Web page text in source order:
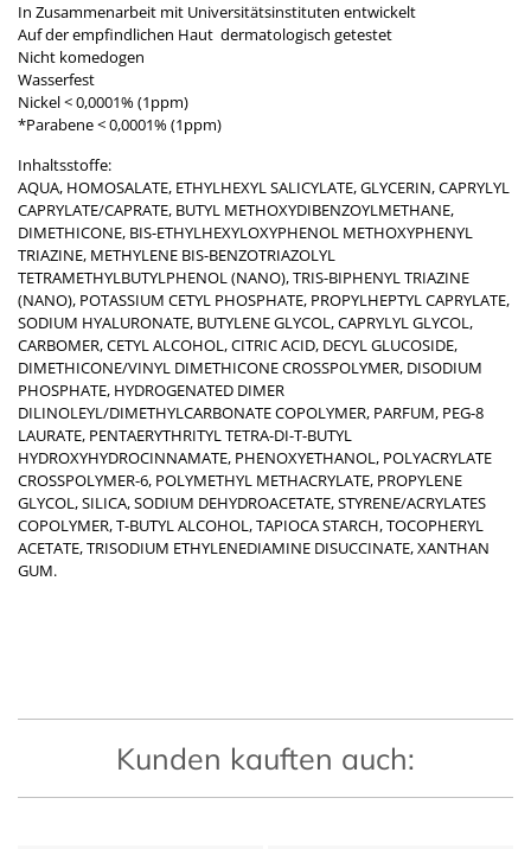
In Zusammenarbeit mit Universitätsinstituten entwickelt
Auf der empfindlichen Haut dermatologisch getestet
Nicht komedogen
Wasserfest
Nickel < 0,0001% (1ppm)
*Parabene < 0,0001% (1ppm)
Inhaltsstoffe:
AQUA, HOMOSALATE, ETHYLHEXYL SALICYLATE, GLYCERIN, CAPRYLYL
CAPRYLATE/CAPRATE, BUTYL METHOXYDIBENZOYLMETHANE,
DIMETHICONE, BIS-ETHYLHEXYLOXYPHENOL METHOXYPHENYL
TRIAZINE, METHYLENE BIS-BENZOTRIAZOLYL
TETRAMETHYLBUTYLPHENOL (NANO), TRIS-BIPHENYL TRIAZINE
(NANO), POTASSIUM CETYL PHOSPHATE, PROPYLHEPTYL CAPRYLATE,
SODIUM HYALURONATE, BUTYLENE GLYCOL, CAPRYLYL GLYCOL,
CARBOMER, CETYL ALCOHOL, CITRIC ACID, DECYL GLUCOSIDE,
DIMETHICONE/VINYL DIMETHICONE CROSSPOLYMER, DISODIUM
PHOSPHATE, HYDROGENATED DIMER
DILINOLEYL/DIMETHYLCARBONATE COPOLYMER, PARFUM, PEG-8
LAURATE, PENTAERYTHRITYL TETRA-DI-T-BUTYL
HYDROXYHYDROCINNAMATE, PHENOXYETHANOL, POLYACRYLATE
CROSSPOLYMER-6, POLYMETHYL METHACRYLATE, PROPYLENE
GLYCOL, SILICA, SODIUM DEHYDROACETATE, STYRENE/ACRYLATES ​
COPOLYMER, T-BUTYL ALCOHOL, TAPIOCA STARCH, TOCOPHERYL
ACETATE, TRISODIUM ETHYLENEDIAMINE DISUCCINATE, XANTHAN
GUM.
Kunden kauften auch: